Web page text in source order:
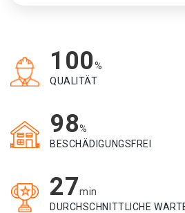
100%
QUALITÄT
98%
BESCHÄDIGUNGSFREI
27min
DURCHSCHNITTLICHE